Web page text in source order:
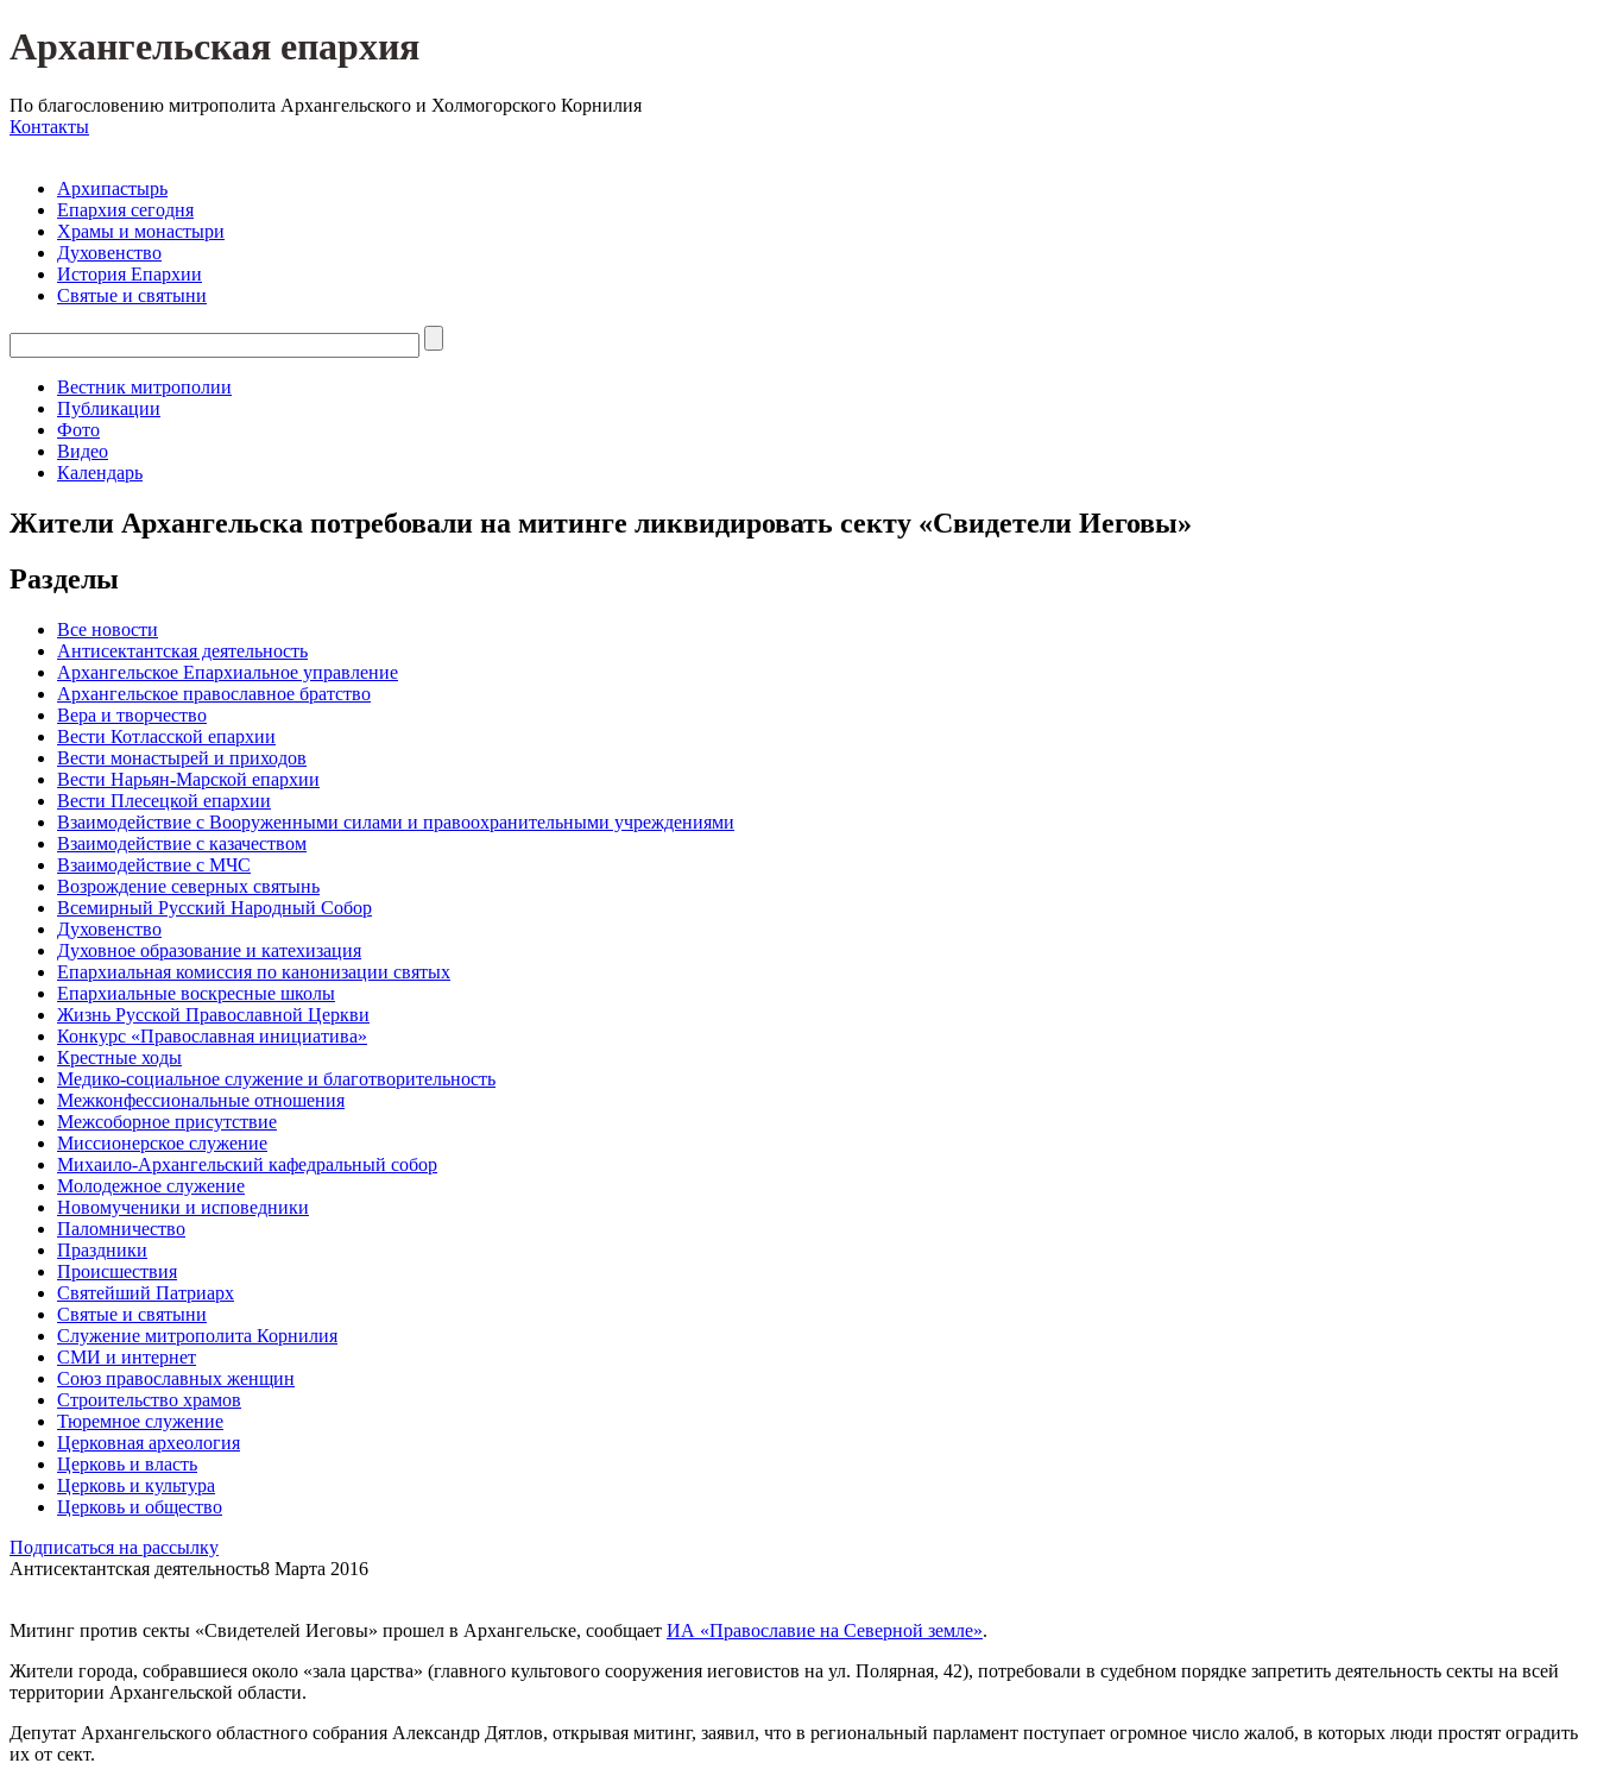
Архангельская епархия
По благословению митрополита Архангельского и Холмогорского Корнилия
Контакты
Архипастырь
Епархия сегодня
Храмы и монастыри
Духовенство
История Епархии
Святые и святыни
Вестник митрополии
Публикации
Фото
Видео
Календарь
Жители Архангельска потребовали на митинге ликвидировать секту «Свидетели Иеговы»
Разделы
Все новости
Антисектантская деятельность
Архангельское Епархиальное управление
Архангельское православное братство
Вера и творчество
Вести Котласской епархии
Вести монастырей и приходов
Вести Нарьян-Марской епархии
Вести Плесецкой епархии
Взаимодействие с Вооруженными силами и правоохранительными учреждениями
Взаимодействие с казачеством
Взаимодействие с МЧС
Возрождение северных святынь
Всемирный Русский Народный Собор
Духовенство
Духовное образование и катехизация
Епархиальная комиссия по канонизации святых
Епархиальные воскресные школы
Жизнь Русской Православной Церкви
Конкурс «Православная инициатива»
Крестные ходы
Медико-социальное служение и благотворительность
Межконфессиональные отношения
Межсоборное присутствие
Миссионерское служение
Михаило-Архангельский кафедральный собор
Молодежное служение
Новомученики и исповедники
Паломничество
Праздники
Происшествия
Святейший Патриарх
Святые и святыни
Служение митрополита Корнилия
СМИ и интернет
Союз православных женщин
Строительство храмов
Тюремное служение
Церковная археология
Церковь и власть
Церковь и культура
Церковь и общество
Подписаться на рассылку
Антисектантская деятельность8 Марта 2016
Митинг против секты «Свидетелей Иеговы» прошел в Архангельске, сообщает ИА «Православие на Северной земле».
Жители города, собравшиеся около «зала царства» (главного культового сооружения иеговистов на ул. Полярная, 42), потребовали в судебном порядке запретить деятельность секты на всей
территории Архангельской области.
Депутат Архангельского областного собрания Александр Дятлов, открывая митинг, заявил, что в региональный парламент поступает огромное число жалоб, в которых люди простят оградить
их от сект.